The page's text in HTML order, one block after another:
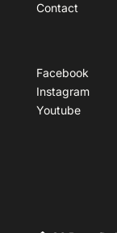
Contact
Facebook
Instagram
Youtube